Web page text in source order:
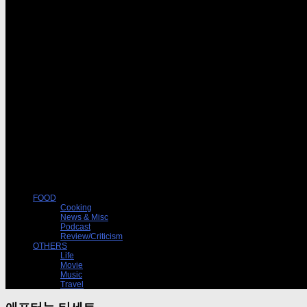
FOOD
Cooking
News & Misc
Podcast
Review/Criticism
OTHERS
Life
Movie
Music
Travel